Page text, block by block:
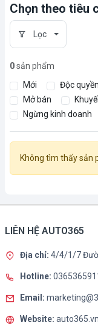
Chọn theo tiêu
Lọc
0sản phẩm
Mới
Độc quyền
Mở bán
Ngừng kinh doanh
Không tìm thấy sản
LIÊN HỆ AUTO365
Địa chỉ: 4/4/1/7
Hotline:
Email:
Website: auto365.vn